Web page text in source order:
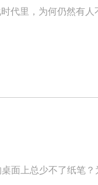
代里，为何仍然有
面上总少不了纸笔